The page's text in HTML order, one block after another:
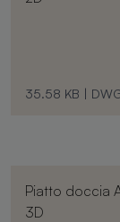
35.58 KB |
Piatto doccia
3D